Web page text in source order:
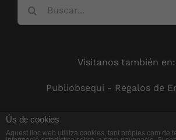
Visitanos también en:
Publiobsequi - Regalos de
Ús de cookies
Aquest lloc web utilitza cookies, tant pròpies com de